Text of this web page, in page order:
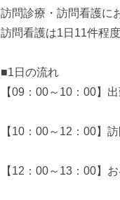
訪問診療・訪問看護に
訪問看護は1日11件程
■1日の流れ
【09：00～10：00】
【10：00～12：00】
【12：00～13：00】